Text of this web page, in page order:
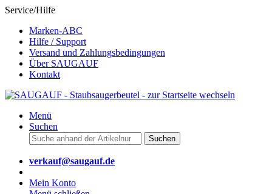
Service/Hilfe
Marken-ABC
Hilfe / Support
Versand und Zahlungsbedingungen
Über SAUGAUF
Kontakt
Menü
Suchen
Suchen
verkauf@saugauf.de
Mein Konto